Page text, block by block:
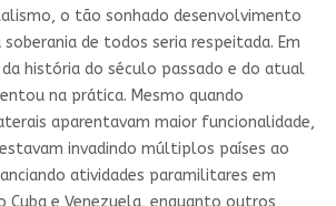
o tão sonhado desenvolvimento
de todos seria respeitada. Em
história do século passado e do atual
na prática. Mesmo quando
aparentavam maior funcionalidade,
invadindo múltiplos países ao
atividades paramilitares em
Cuba e Venezuela, enquanto outros